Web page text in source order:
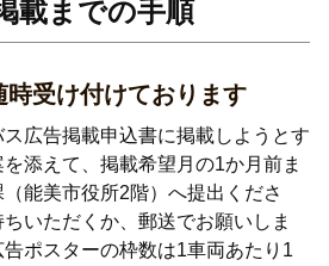
載までの手順
時受け付けております
広告掲載申込書に掲載しようとす
添えて、掲載希望月の1か月前ま
能美市役所2階）へ提出くださ
いただくか、郵送でお願いしま
ポスターの枠数は1車両あたり1